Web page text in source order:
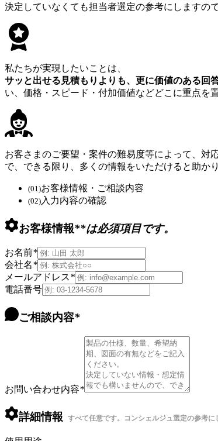
決定していなくても担当者選定の参考にしますの
私たちが実現したいことは、
サッと出せる見積もりよりも、更に価値のある回
い、価格・スピード・付加価値などどこに重点を
お客さまのご要望・案件の難易度等によって、対
で、できる限り、多くの情報をいただけると助かり
(01)お客様情報・ご相談内容
(02) 入力内容の確認
お客様情報**は必須項目です。
お名前*
会社名*
メールアドレス*
電話番号
ご相談内容*
お問い合わせ内容*
詳細情報 すべて任意です。コンシェルジュ選定の参考に